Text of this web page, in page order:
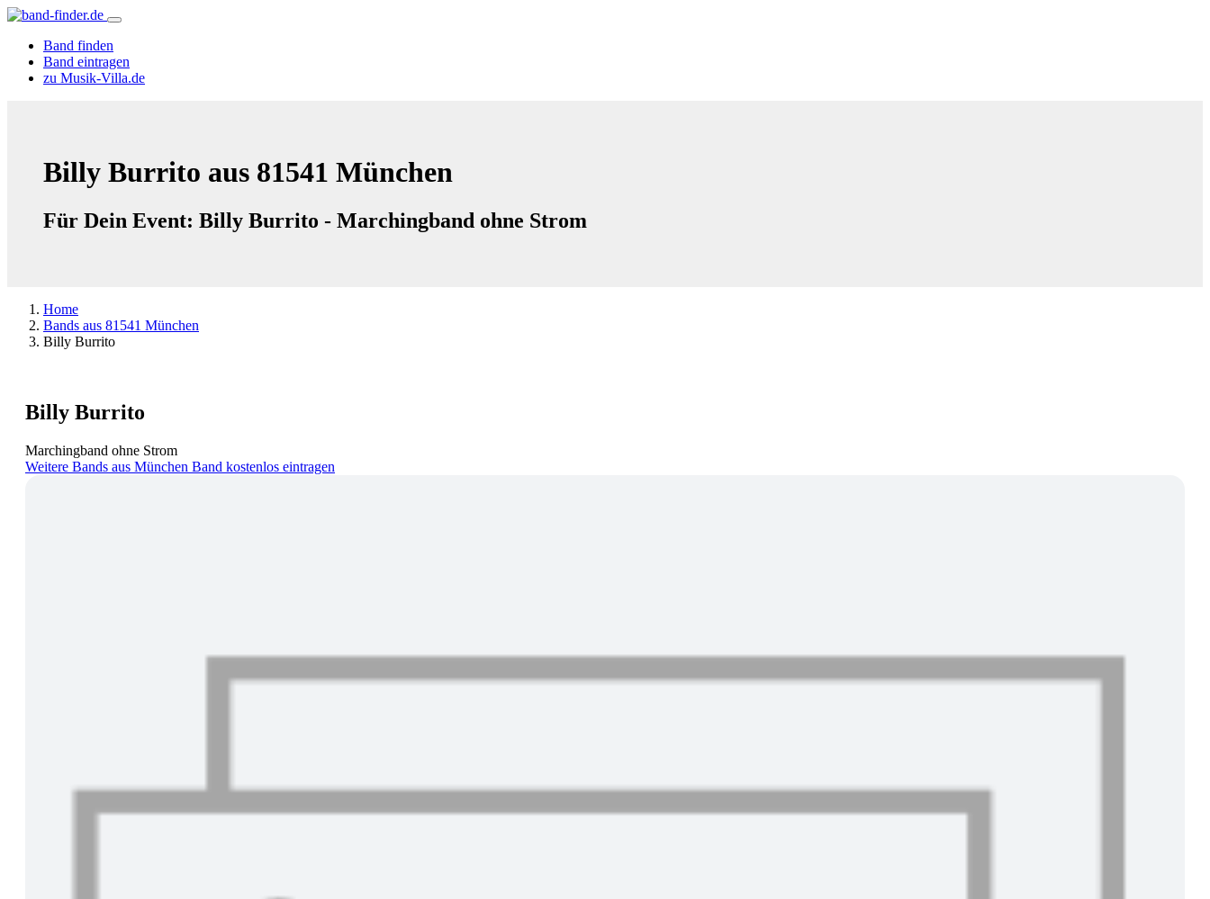
Band finden
Band eintragen
zu Musik-Villa.de
Billy Burrito aus 81541 München
Für Dein Event: Billy Burrito - Marchingband ohne Strom
Home
Bands aus 81541 München
Billy Burrito
Billy Burrito
Marchingband ohne Strom
Weitere Bands aus München Band kostenlos eintragen